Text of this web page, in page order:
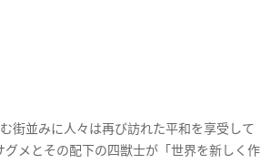
並みに人々は再び訪れた平和を享受して
メとその配下の四獣士が「世界を新しく作